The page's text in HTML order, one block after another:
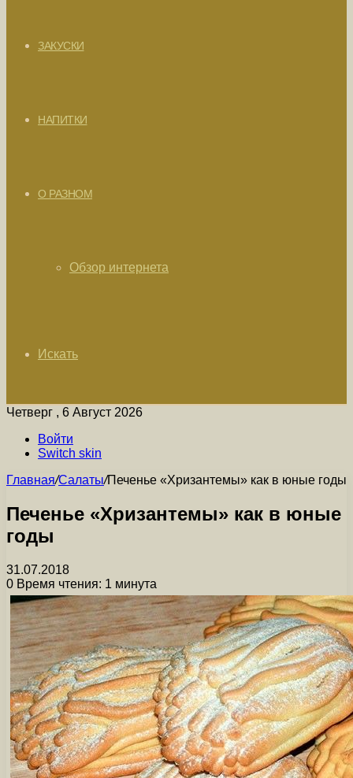
ЗАКУСКИ
НАПИТКИ
О РАЗНОМ
Обзор интернета
Искать
Четверг , 6 Август 2026
Войти
Switch skin
Главная/Салаты/Печенье «Хризантемы» как в юные годы
Печенье «Хризантемы» как в юные
годы
31.07.2018
0 Время чтения: 1 минута